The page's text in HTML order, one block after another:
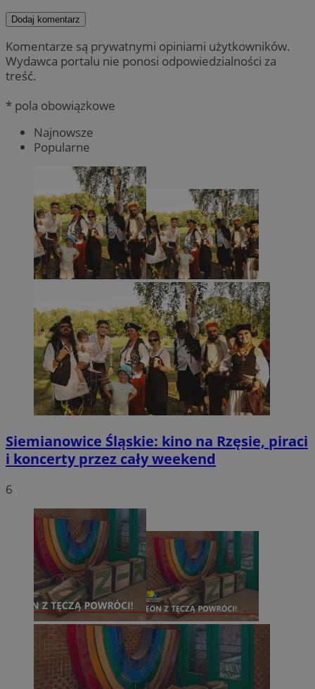
Dodaj komentarz
Komentarze są prywatnymi opiniami użytkowników.
Wydawca portalu nie ponosi odpowiedzialności za
treść.
* pola obowiązkowe
Najnowsze
Popularne
Siemianowice Śląskie: kino na Rzęsie, piraci
i koncerty przez cały weekend
6